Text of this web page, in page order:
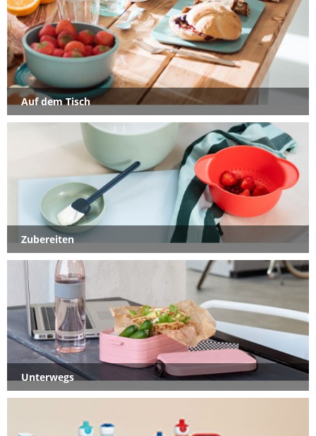
Auf dem Tisch
Unterwegs
Zubereiten